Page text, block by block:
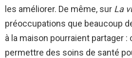
les améliorer. De même, sur La
préoccupations que beaucoup
à la maison pourraient partager
permettre des soins de santé